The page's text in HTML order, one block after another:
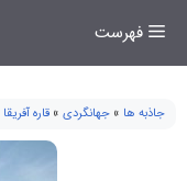
فهرست
جاذبه ها » جهانگردی » قاره آفریقا